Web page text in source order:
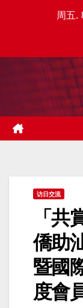
周五.
访日交流
「共
僑助
暨國
度會